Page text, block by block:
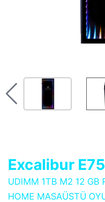
Excalibur
UDIMM 1TB M2 12 GB
HOME MASAÜSTÜ